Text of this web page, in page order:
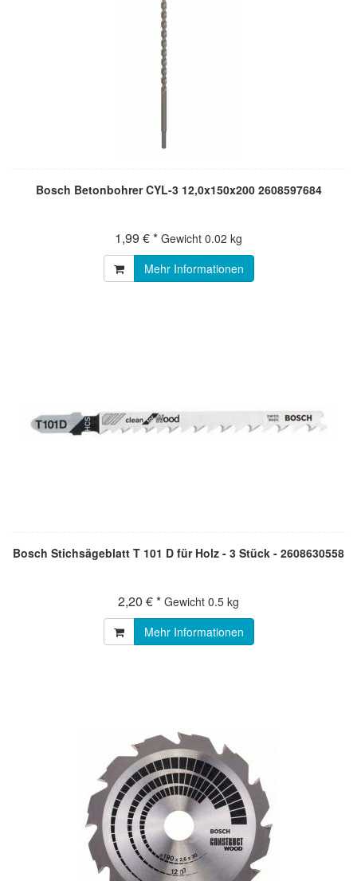
Bosch Betonbohrer CYL-3 12,0x150x200 2608597684
1,99 € * Gewicht 0.02 kg
Mehr Informationen
Bosch Stichsägeblatt T 101 D für Holz - 3 Stück - 2608630558
2,20 € * Gewicht 0.5 kg
Mehr Informationen